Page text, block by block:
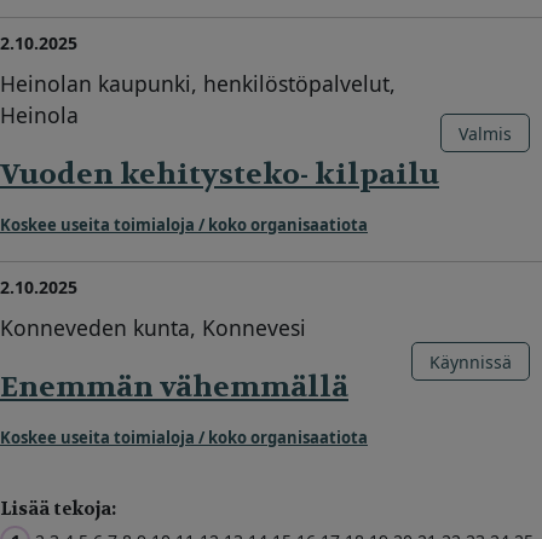
2.10.2025
Heinolan kaupunki, henkilöstöpalvelut,
Heinola
Vuoden kehitysteko- kilpailu
Koskee useita toimialoja / koko organisaatiota
Valmis
2.10.2025
Konneveden kunta, Konnevesi
Enemmän vähemmällä
Koskee useita toimialoja / koko organisaatiota
Käynnissä
Lisää tekoja: